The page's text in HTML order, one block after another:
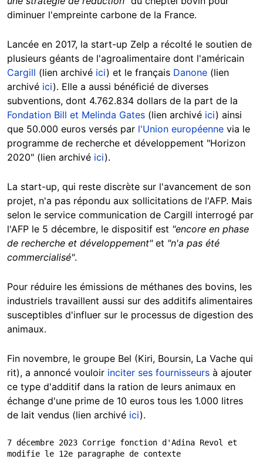
diminuer l'empreinte carbone de la France.
Lancée en 2017, la start-up Zelp a récolté le soutien de
plusieurs géants de l'agroalimentaire dont l'américain
Cargill (lien archivé ici) et le français Danone (lien
archivé ici). Elle a aussi bénéficié de diverses
subventions, dont 4.762.834 dollars de la part de la
Fondation Bill et Melinda Gates (lien archivé ici) ainsi
que 50.000 euros versés par l'Union européenne via le
programme de recherche et développement "Horizon
2020" (lien archivé ici).
La start-up, qui reste discrète sur l'avancement de son
projet, n'a pas répondu aux sollicitations de l'AFP. Mais
selon le service communication de Cargill interrogé par
l'AFP le 5 décembre, le dispositif est "encore en phase
de recherche et développement"et "n'a pas été
commercialisé".
Pour réduire les émissions de méthanes des bovins, les
industriels travaillent aussi sur des additifs alimentaires
susceptibles d'influer sur le processus de digestion des
animaux.
Fin novembre, le groupe Bel (Kiri, Boursin, La Vache qui
rit), a annoncé vouloir inciter ses fournisseurs à ajouter
ce type d'additif dans la ration de leurs animaux en
échange d'une prime de 10 euros tous les 1.000 litres
de lait vendus (lien archivé ici).
7 décembre 2023 Corrige fonction d'Adina Revol et
modifie le 12e paragraphe de contexte